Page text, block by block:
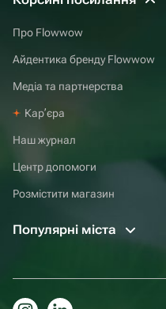
Про Flowwow
Айдентика бренду Flowwow
Медіа та партнерства
Карʼєра
Наш журнал
Центр допомоги
Розмістити магазин
Популярні міста